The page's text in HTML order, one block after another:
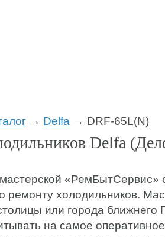
→ Delfa → DRF-65L(N)
Delfa
«РемБытСервис»
ремонту холодильников.
или города ближнего
на самое